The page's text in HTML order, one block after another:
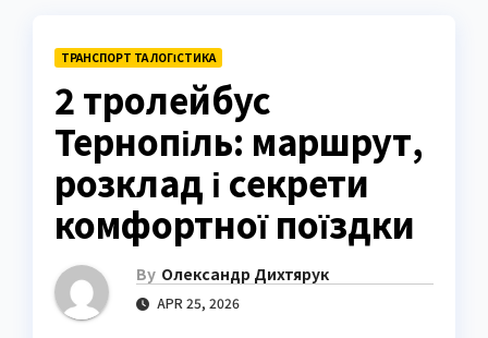
ТРАНСПОРТ ТА ЛОГІСТИКА
2 тролейбус
Тернопіль: маршрут,
розклад і секрети
комфортної поїздки
By Олександр Дихтярук
APR 25, 2026